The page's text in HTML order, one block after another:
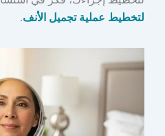
لتخطيط عملية تجميل الأنف.